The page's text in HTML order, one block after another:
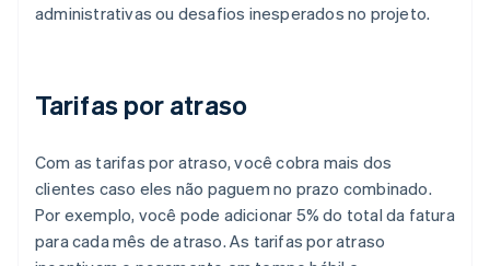
administrativas ou desafios inesperados no projeto.
Tarifas por atraso
Com as tarifas por atraso, você cobra mais dos
clientes caso eles não paguem no prazo combinado.
Por exemplo, você pode adicionar 5% do total da fatura
para cada mês de atraso. As tarifas por atraso